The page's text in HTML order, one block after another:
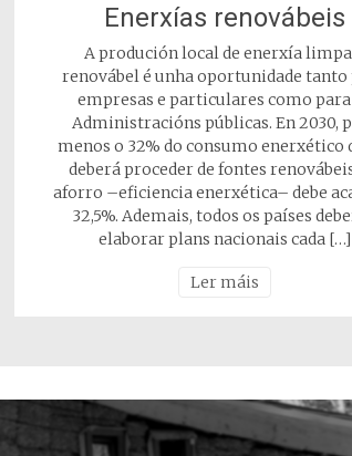
Enerxías renovábeis
A produción local de enerxía limpa
renovábel é unha oportunidade tanto
empresas e particulares como para
Administracións públicas. En 2030,
menos o 32% do consumo enerxético
deberá proceder de fontes
aforro –eficiencia enerxética– debe
32,5%. Ademais, todos os países
elaborar plans nacionais cada […]
Ler máis